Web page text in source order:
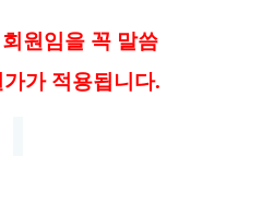
원임을 꼭 말씀
가 적용됩니다.